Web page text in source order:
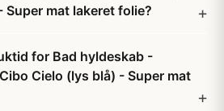
Super mat lakeret folie?
for Bad hyldeskab -
Cielo (lys blå) - Super mat